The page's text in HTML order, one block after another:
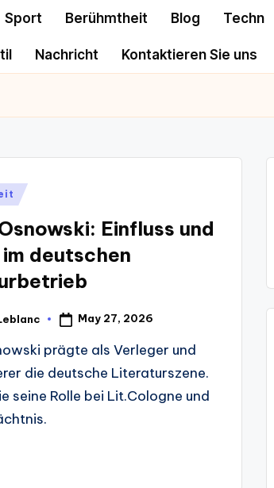
Sport Berühmtheit Blog Techn
Nachricht Kontaktieren Sie uns
Einfluss und
deutschen
May 27, 2026
prägte als Verleger und
die deutsche Literaturszene.
seine Rolle bei Lit.Cologne und